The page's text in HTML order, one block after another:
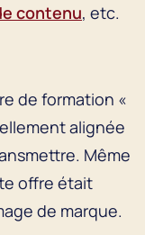
contenu, etc.
de formation «
alignée
Même
offre était
de marque.